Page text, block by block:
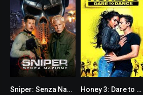
4
Sniper: Senza Nazione 5.4
Honey 3: Dare to Dance